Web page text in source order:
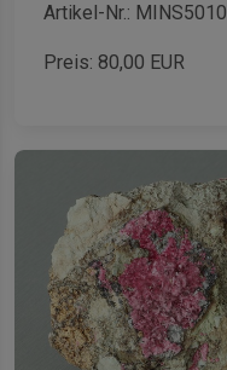
Artikel-Nr.: MINS5010
Preis: 80,00 EUR